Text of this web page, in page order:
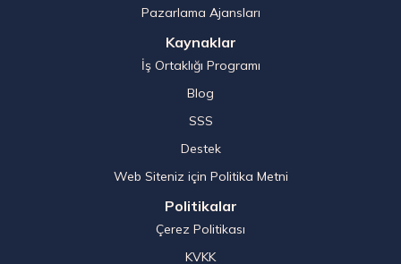
Pazarlama Ajansları
Kaynaklar
İş Ortaklığı Programı
Blog
SSS
Destek
Web Siteniz için Politika Metni
Politikalar
Çerez Politikası
KVKK